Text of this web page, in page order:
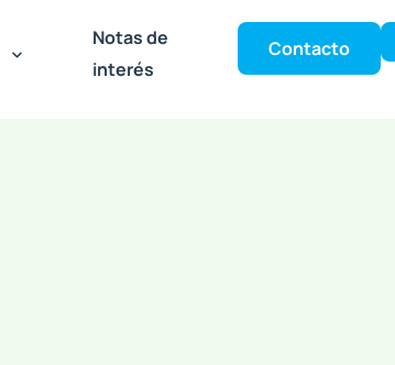
Notas de
interés
Contacto